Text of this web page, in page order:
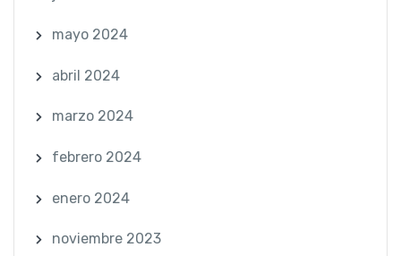
mayo 2024
abril 2024
marzo 2024
febrero 2024
enero 2024
noviembre 2023